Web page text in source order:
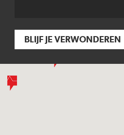
BLIJF JE VERWONDEREN